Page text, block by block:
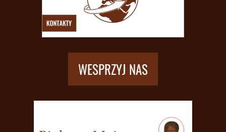
WESPRZYJ NAS